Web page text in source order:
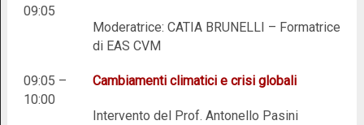
09:05
Moderatrice: CATIA BRUNELLI – Formatrice
di EAS CVM
09:05 –
10:00
Cambiamenti climatici e crisi globali
Intervento del Prof. Antonello Pasini